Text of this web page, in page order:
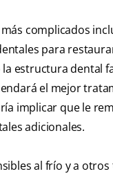
complicados
para
la estructura dental
el mejor
implicar que le
adicionales.
al frío y a